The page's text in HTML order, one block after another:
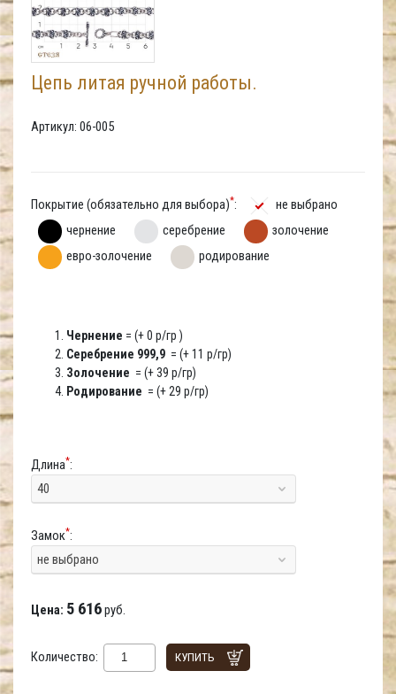
Цепь литая ручной работы.
Артикул: 06-005
Покрытие (обязательно для выбора)*:
не выбрано
чернение
серебрение
золочение
евро-золочение
родирование
Чернение = (+ 0 р/гр )
Серебрение 999,9 = (+ 11 р/гр)
Золочение = (+ 39 р/гр)
Родирование = (+ 29 р/гр)
Длина*:
40
Замок*:
не выбрано
Цена: 5 616руб.
Количество: КУПИТЬ